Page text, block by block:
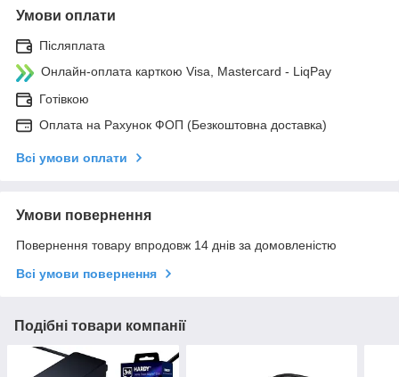
Умови оплати
Післяплата
Онлайн-оплата карткою Visa, Mastercard - LiqPay
Готівкою
Оплата на Рахунок ФОП (Безкоштовна доставка)
Всі умови оплати
Умови повернення
Повернення товару впродовж 14 днів за домовленістю
Всі умови повернення
Подібні товари компанії